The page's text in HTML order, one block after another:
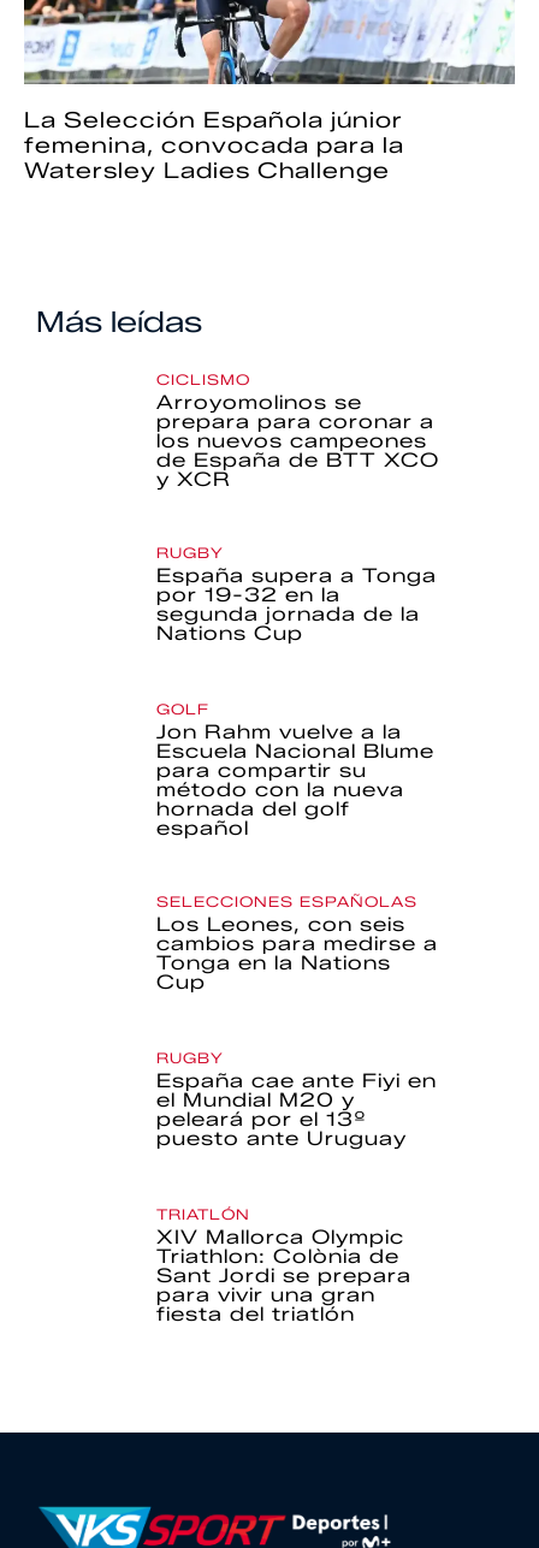
La Selección Española júnior
femenina, convocada para la
Watersley Ladies Challenge
Más leídas
CICLISMO
Arroyomolinos se
prepara para coronar a
los nuevos campeones
de España de BTT XCO
y XCR
RUGBY
España supera a Tonga
por 19-32 en la
segunda jornada de la
Nations Cup
GOLF
Jon Rahm vuelve a la
Escuela Nacional Blume
para compartir su
método con la nueva
hornada del golf
español
SELECCIONES ESPAÑOLAS
Los Leones, con seis
cambios para medirse a
Tonga en la Nations
Cup
RUGBY
España cae ante Fiyi en
el Mundial M20 y
peleará por el 13º
puesto ante Uruguay
TRIATLÓN
XIV Mallorca Olympic
Triathlon: Colònia de
Sant Jordi se prepara
para vivir una gran
fiesta del triatlón